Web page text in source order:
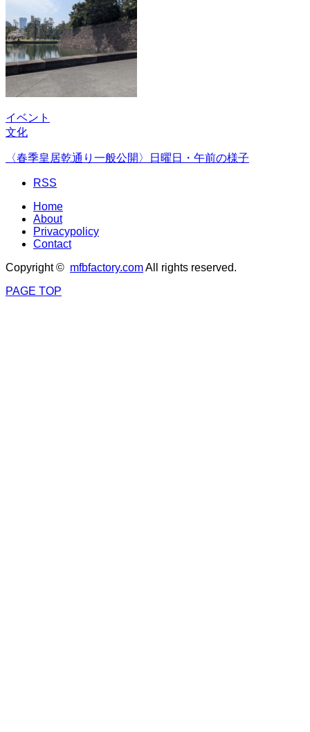
イベント
文化
〈春季皇居乾通り一般公開〉日曜日・午前の様子
RSS
Home
About
Privacypolicy
Contact
Copyright © mfbfactory.comAll rights reserved.
PAGE TOP